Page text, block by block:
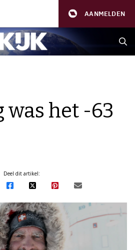
AANMELDEN
was het -63
Deel dit artikel: